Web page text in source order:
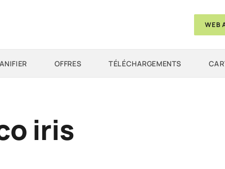
WEB
OFFRES TÉLÉCHARGEMENTS
iris